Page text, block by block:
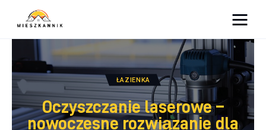
Sypialnia
Łazienka
ŁAZIENKA
Oczyszczanie laserowe –
nowoczesne rozwiązanie dla